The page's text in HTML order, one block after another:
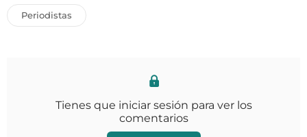
Periodistas
Tienes que iniciar sesión para ver los
comentarios